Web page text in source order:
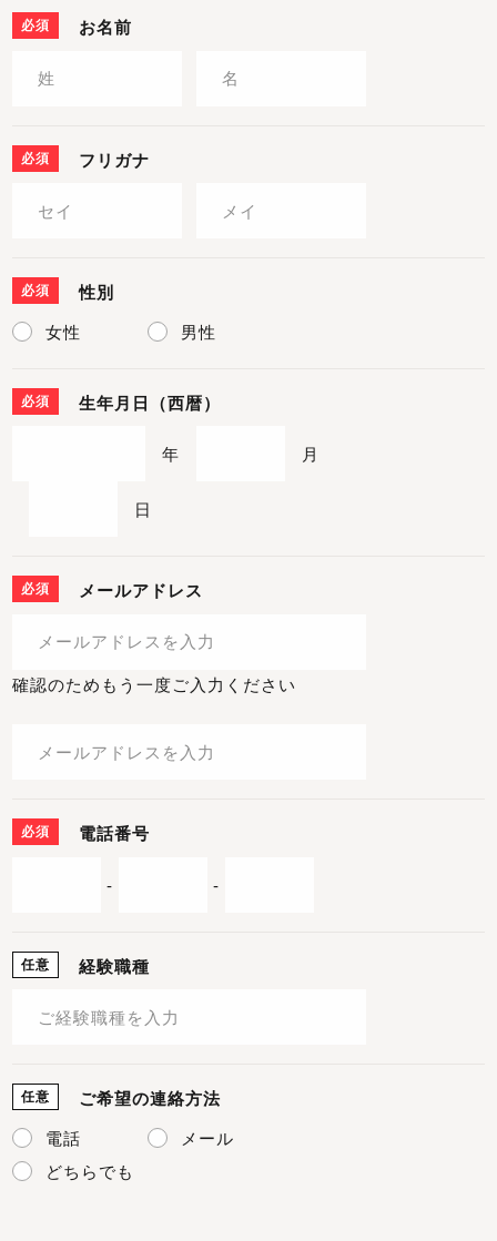
必須 お名前
必須 フリガナ
必須 性別
女性 男性
必須 生年月日（西暦）
年 月
日
必須 メールアドレス
確認のためもう一度ご入力ください
必須 電話番号
- -
任意 経験職種
任意 ご希望の連絡方法
電話
メール
どちらでも